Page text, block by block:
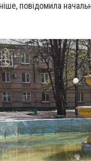
повідомила